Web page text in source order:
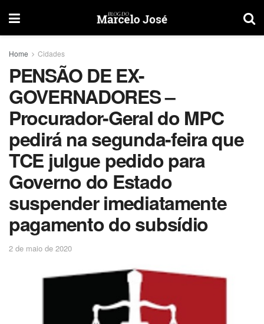
Home Cidades
PENSÃO DE EX-
GOVERNADORES –
Procurador-Geral do MPC
pedirá na segunda-feira que
TCE julgue pedido para
Governo do Estado
suspender imediatamente
pagamento do subsídio
2 de maio de 2020